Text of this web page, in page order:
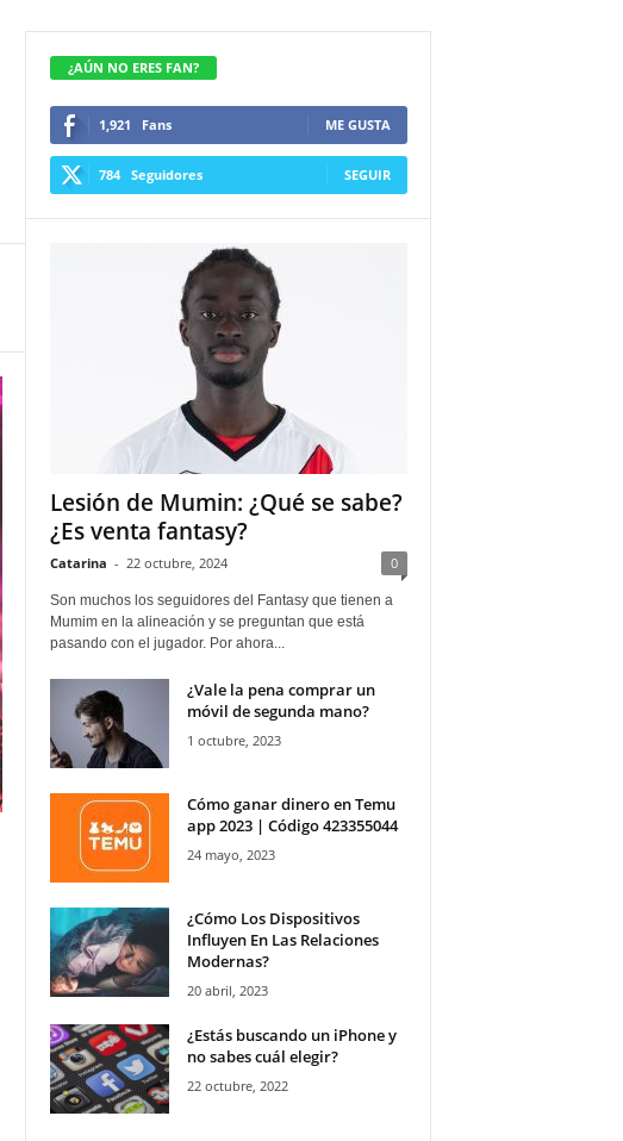
¿AÚN NO ERES FAN?
1,921 Fans ME GUSTA
784 Seguidores SEGUIR
Lesión de Mumin: ¿Qué se sabe?
¿Es venta fantasy?
Catarina - 22 octubre, 2024 0
Son muchos los seguidores del Fantasy que tienen a
Mumim en la alineación y se preguntan que está
pasando con el jugador. Por ahora...
¿Vale la pena comprar un
móvil de segunda mano?
1 octubre, 2023
Cómo ganar dinero en Temu
app 2023 | Código 423355044
24 mayo, 2023
¿Cómo Los Dispositivos
Influyen En Las Relaciones
Modernas?
20 abril, 2023
¿Estás buscando un iPhone y
no sabes cuál elegir?
22 octubre, 2022